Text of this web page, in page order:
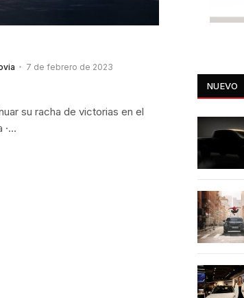
7 de febrero de 2023
su racha de victorias en el
·…
NUEVO